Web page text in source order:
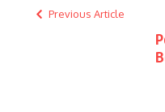
Previous Article